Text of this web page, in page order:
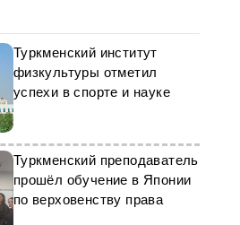
Туркменский институт
физкультуры отметил
успехи в спорте и науке
Туркменский преподаватель
прошёл обучение в Японии
по верховенству права